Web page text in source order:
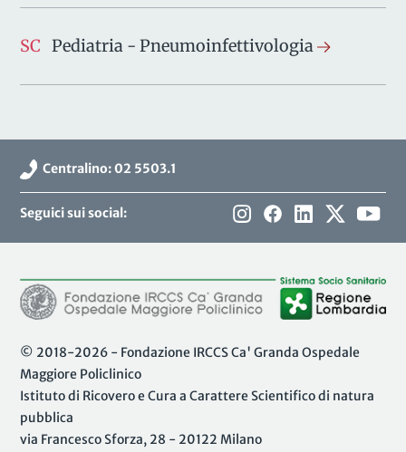
SC Pediatria - Pneumoinfettivologia
Centralino: 02 5503.1
Seguici sui social:
© 2018-2026 - Fondazione IRCCS Ca' Granda Ospedale
Maggiore Policlinico
Istituto di Ricovero e Cura a Carattere Scientifico di natura
pubblica
via Francesco Sforza, 28 - 20122 Milano